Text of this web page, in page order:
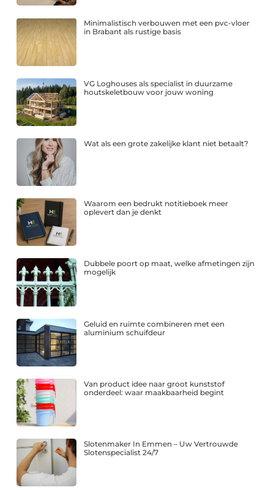
Minimalistisch verbouwen met een pvc-vloer
in Brabant als rustige basis
VG Loghouses als specialist in duurzame
houtskeletbouw voor jouw woning
Wat als een grote zakelijke klant niet betaalt?
Waarom een bedrukt notitieboek meer
oplevert dan je denkt
Dubbele poort op maat, welke afmetingen zijn
mogelijk
Geluid en ruimte combineren met een
aluminium schuifdeur
Van product idee naar groot kunststof
onderdeel: waar maakbaarheid begint
Slotenmaker In Emmen – Uw Vertrouwde
Slotenspecialist 24/7